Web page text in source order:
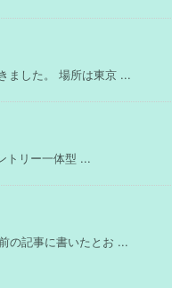
ました。 場所は東京 ...
トリー一体型 ...
の記事に書いたとお ...